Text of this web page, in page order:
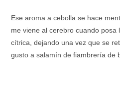
Ese aroma a cebolla se hace
me viene al cerebro cuando posa
cítrica, dejando una vez que se
gusto a salamín de fiambrería de